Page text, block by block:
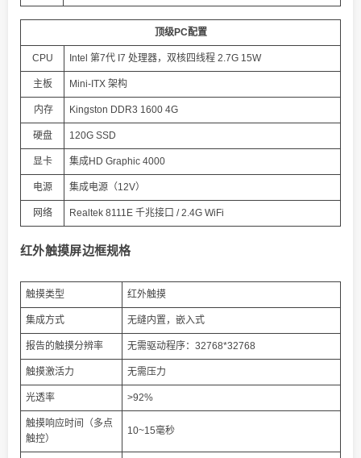
顶级PC配置
CPU Intel 第7代 I7 处理器，双核四线程 2.7G 15W
主板 Mini-ITX 架构
内存 Kingston DDR3 1600 4G
硬盘 120G SSD
显卡 集成HD Graphic 4000
电源 集成电源（12V）
网络 Realtek 8111E 千兆接口 / 2.4G WiFi
红外触摸屏边框规格
触摸类型 红外触摸
集成方式 无缝内置，嵌入式
报告的触摸分辨率 无需驱动程序：32768*32768
触摸激活力 无需压力
光透率 >92%
触摸响应时间（多点
触控）
10~15毫秒